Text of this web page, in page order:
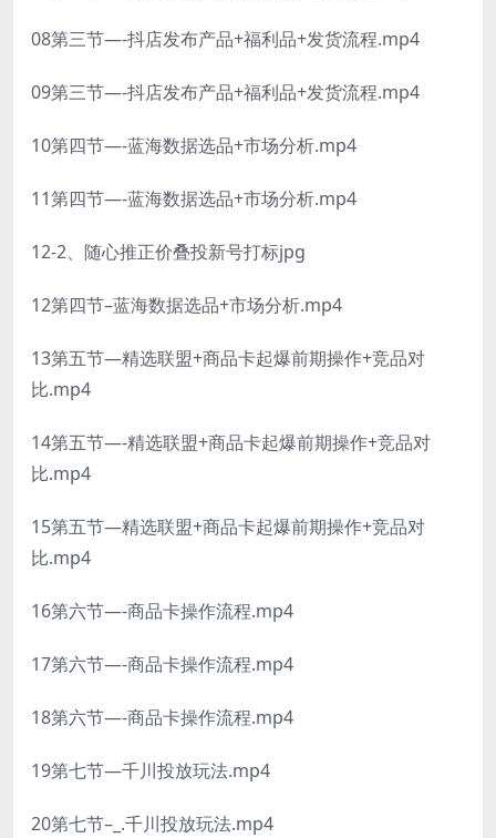
08第三节—-抖店发布产品+福利品+发货流程.mp4
09第三节—-抖店发布产品+福利品+发货流程.mp4
10第四节—-蓝海数据选品+市场分析.mp4
11第四节—-蓝海数据选品+市场分析.mp4
12-2、随心推正价叠投新号打标jpg
12第四节–蓝海数据选品+市场分析.mp4
13第五节—精选联盟+商品卡起爆前期操作+竞品对
比.mp4
14第五节—-精选联盟+商品卡起爆前期操作+竞品对
比.mp4
15第五节—精选联盟+商品卡起爆前期操作+竞品对
比.mp4
16第六节—-商品卡操作流程.mp4
17第六节—-商品卡操作流程.mp4
18第六节—-商品卡操作流程.mp4
19第七节—千川投放玩法.mp4
20第七节–_.千川投放玩法.mp4